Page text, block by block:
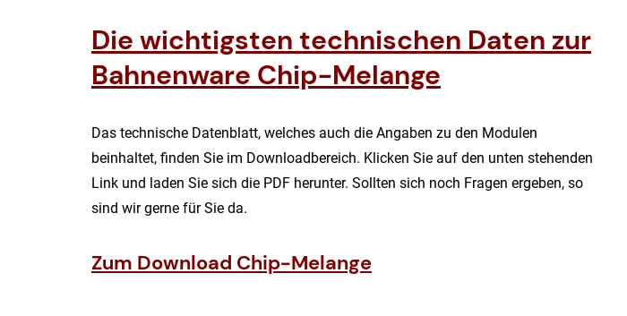
Die wichtigsten technischen Daten zur
Bahnenware Chip-Melange
Das technische Datenblatt, welches auch die Angaben zu den Modulen
beinhaltet, finden Sie im Downloadbereich. Klicken Sie auf den unten stehenden
Link und laden Sie sich die PDF herunter. Sollten sich noch Fragen ergeben, so
sind wir gerne für Sie da.
Zum Download Chip-Melange